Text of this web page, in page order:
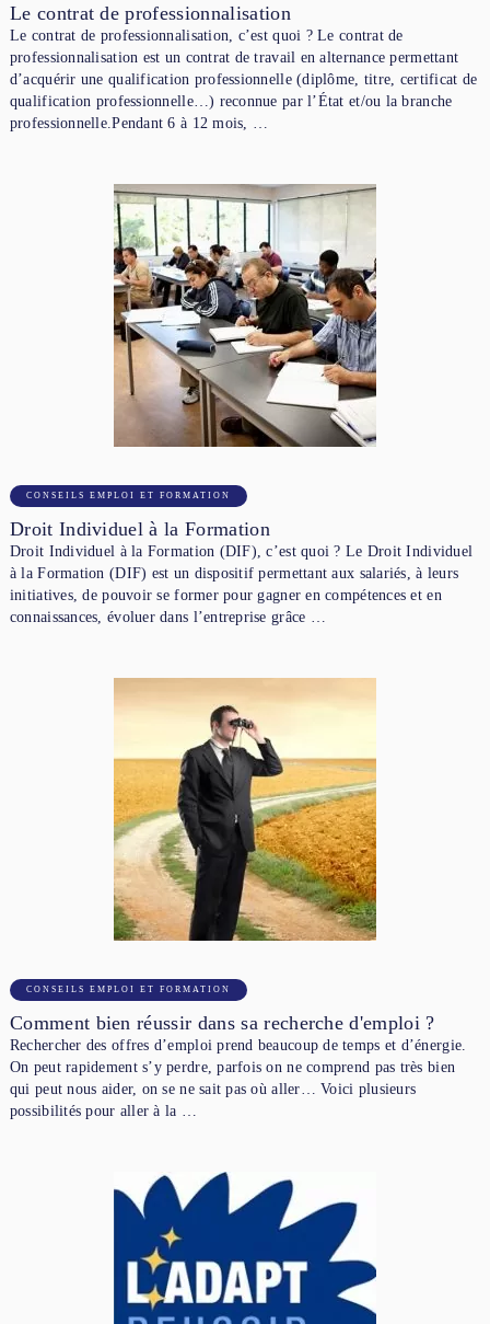
Le contrat de professionnalisation
Le contrat de professionnalisation, c’est quoi ? Le contrat de
professionnalisation est un contrat de travail en alternance permettant
d’acquérir une qualification professionnelle (diplôme, titre, certificat de
qualification professionnelle…) reconnue par l’État et/ou la branche
professionnelle.Pendant 6 à 12 mois, …
CONSEILS EMPLOI ET FORMATION
Droit Individuel à la Formation
Droit Individuel à la Formation (DIF), c’est quoi ? Le Droit Individuel
à la Formation (DIF) est un dispositif permettant aux salariés, à leurs
initiatives, de pouvoir se former pour gagner en compétences et en
connaissances, évoluer dans l’entreprise grâce …
CONSEILS EMPLOI ET FORMATION
Comment bien réussir dans sa recherche d'emploi ?
Rechercher des offres d’emploi prend beaucoup de temps et d’énergie.
On peut rapidement s’y perdre, parfois on ne comprend pas très bien
qui peut nous aider, on se ne sait pas où aller… Voici plusieurs
possibilités pour aller à la …